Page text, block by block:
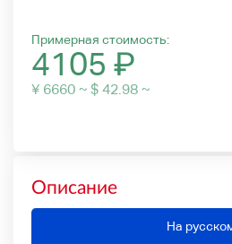
Примерная стоимость:
4105 ₽
¥ 6660 ~ $ 42.98 ~
Описание
На